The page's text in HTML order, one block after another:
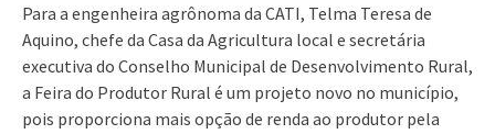
Para a engenheira agrônoma da CATI, Telma Teresa de
Aquino, chefe da Casa da Agricultura local e secretária
executiva do Conselho Municipal de Desenvolvimento Rural,
a Feira do Produtor Rural é um projeto novo no município,
pois proporciona mais opção de renda ao produtor pela